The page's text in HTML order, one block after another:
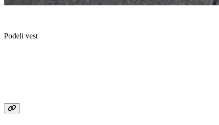
Podeli vest